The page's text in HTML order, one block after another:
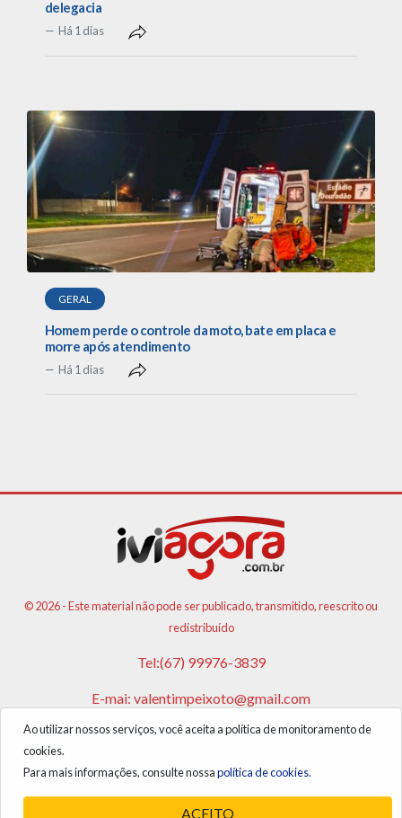
delegacia
Há 1 dias
GERAL
Homem perde o controle da moto, bate em placa e
morre após atendimento
Há 1 dias
Ao utilizar nossos serviços, você aceita a política de monitoramento de
cookies.
Para mais informações, consulte nossapolítica de cookies.
ACEITO
© 2026 - Este material não pode ser publicado, transmitido, reescrito ou
redistribuído
Tel:(67) 99976-3839
E-mai: valentimpeixoto@gmail.com
VPA AGENCIA DE PUBLICIDADES E NOTICIAS LTDA